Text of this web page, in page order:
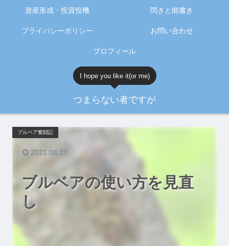
I hope you like it(or me)
つまらない者ですが
資産形成・投資投機 閃きと能書き
プライバシーポリシー お問い合わせ
プロフィール
ブルベアの使い方を見直
し
ブルベア奮闘記
2021.08.23